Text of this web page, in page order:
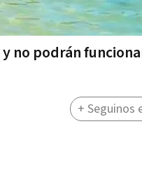
no podrán
+ Seguinos